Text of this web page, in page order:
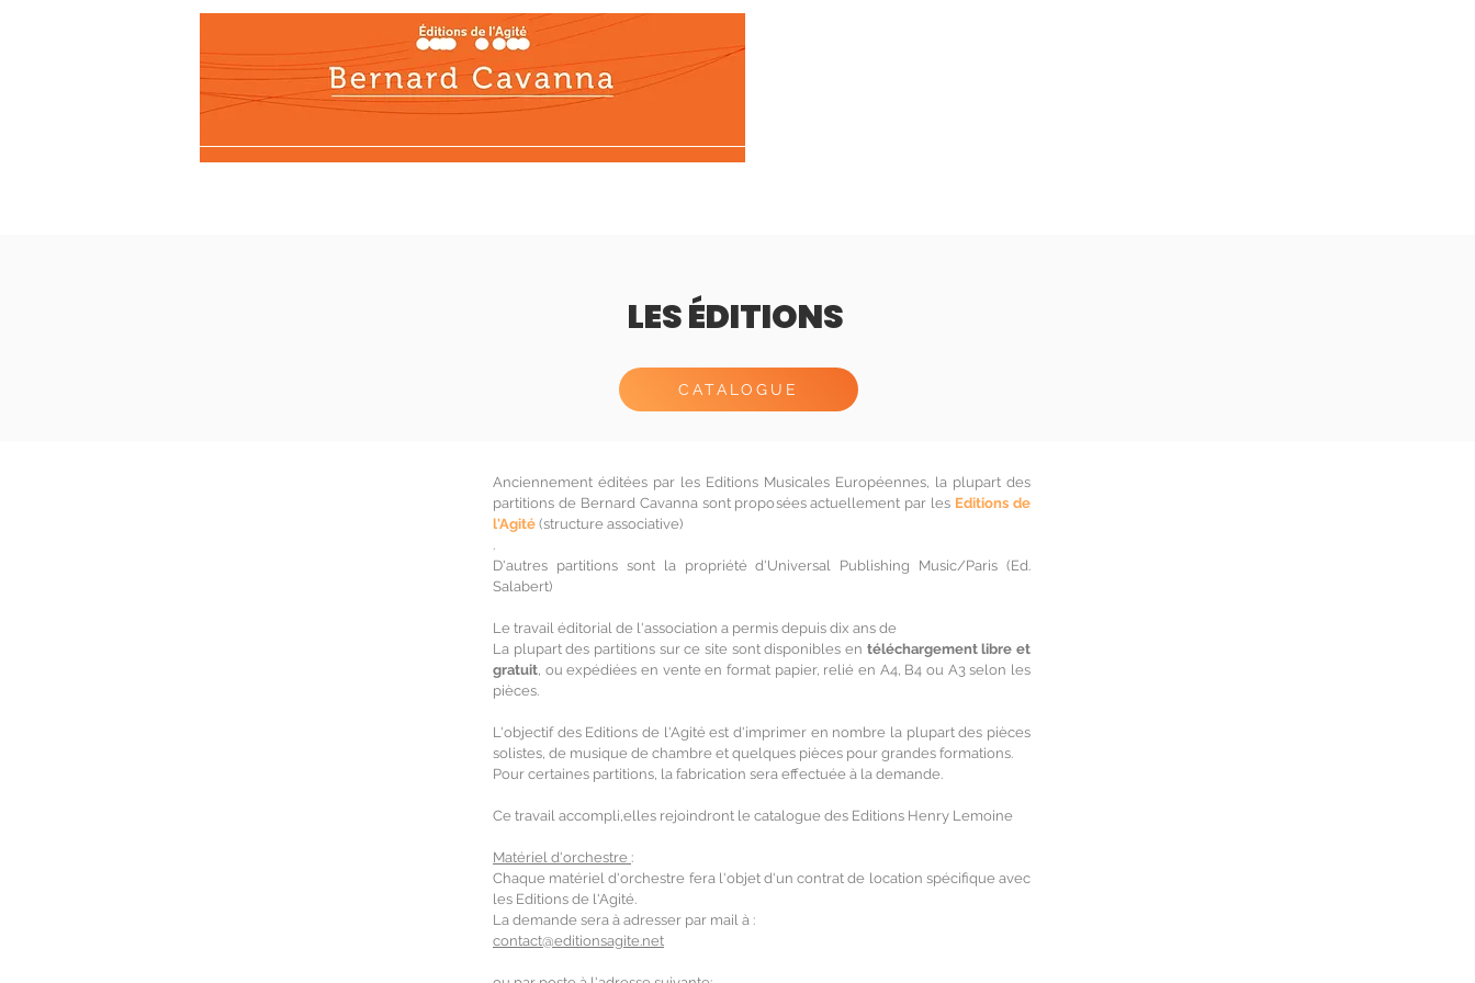
LES ÉDITIONS
CATALOGUE
Anciennement éditées par les Editions Musicales Européennes, la plupart des
partitions de Bernard Cavanna sont proposées actuellement par les Editions de
l'Agité (structure associative)
D'autres partitions sont la propriété d'Universal Publishing Music/Paris (Ed.
Salabert)
Le travail éditorial de l'association a permis depuis dix ans de
La plupart des partitions sur ce site sont disponibles en téléchargement libre et
gratuit, ou expédiées en vente en format papier, relié en A4, B4 ou A3 selon les
pièces.
L'objectif des Editions de l'Agité est d'imprimer en nombre la plupart des pièces
solistes, de musique de chambre et quelques pièces pour grandes formations.
Pour certaines partitions, la fabrication sera effectuée à la demande.
Ce travail accompli,elles rejoindront le catalogue des Editions Henry Lemoine
Matériel d'orchestre :
Chaque matériel d'orchestre fera l'objet d'un contrat de location spécifique avec
les Editions de l'Agité.
La demande sera à adresser par mail à :
contact@editionsagite.net